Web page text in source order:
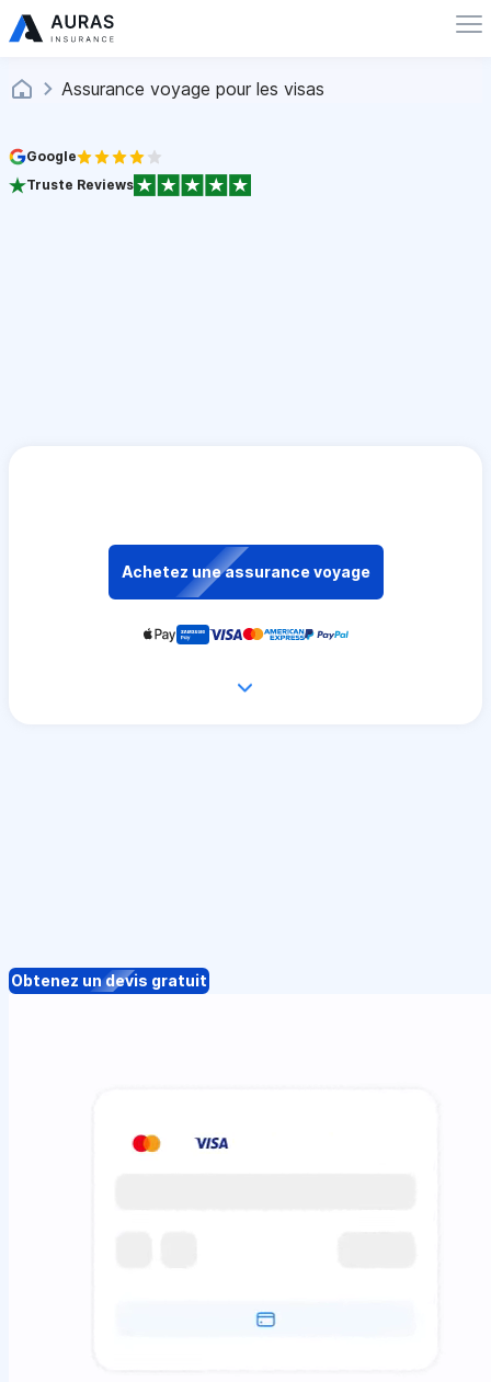
Assurance voyage pour les visas
Google
Truste Reviews
Achetez une assurance voyage
Obtenez un devis gratuit